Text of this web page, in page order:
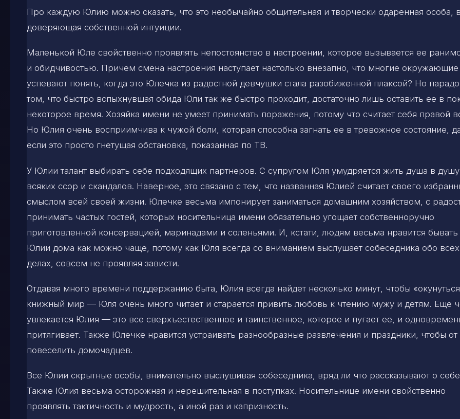
Про каждую Юлию можно сказать, что это необычайно общительная и творчески одаренная особа,
доверяющая собственной интуиции.
Маленькой Юле свойственно проявлять непостоянство в настроении, которое вызывается ее
и обидчивостью. Причем смена настроения наступает настолько внезапно, что многие
успевают понять, когда это Юлечка из радостной девчушки стала разобиженной плаксой? Но
том, что быстро вспыхнувшая обида Юли так же быстро проходит, достаточно лишь оставить ее в
некоторое время. Хозяйка имени не умеет принимать поражения, потому что считает себя правой
Но Юлия очень восприимчива к чужой боли, которая способна загнать ее в тревожное состояние,
если это просто гнетущая обстановка, показанная по ТВ.
У Юлии талант выбирать себе подходящих партнеров. С супругом Юля умудряется жить душа в
всяких ссор и скандалов. Наверное, это связано с тем, что названная Юлией считает своего
смыслом всей своей жизни. Юлечке весьма импонирует заниматься домашним хозяйством, с
принимать частых гостей, которых носительница имени обязательно угощает собственноручно
приготовленной консервацией, маринадами и соленьями. И, кстати, людям весьма нравится бывать
Юлии дома как можно чаще, потому как Юля всегда со вниманием выслушает собеседника обо
делах, совсем не проявляя зависти.
Отдавая много времени поддержанию быта, Юлия всегда найдет несколько минут, чтобы
книжный мир — Юля очень много читает и старается привить любовь к чтению мужу и детям. Еще
увлекается Юлия — это все сверхъестественное и таинственное, которое и пугает ее, и
притягивает. Также Юлечке нравится устраивать разнообразные развлечения и праздники, чтобы
повеселить домочадцев.
Все Юлии скрытные особы, внимательно выслушивая собеседника, вряд ли что рассказывают о
Также Юлия весьма осторожная и нерешительная в поступках. Носительнице имени свойственно
проявлять тактичность и мудрость, а иной раз и капризность.